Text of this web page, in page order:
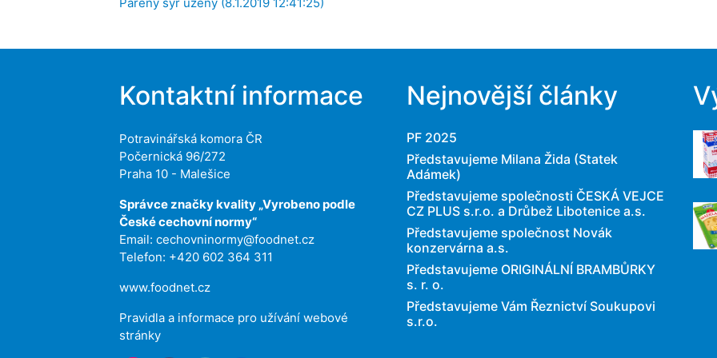
Kontaktní informace
Potravinářská komora ČR
Počernická 96/272
Praha 10 - Malešice
Správce značky kvality „Vyrobeno podle
České cechovní normy“
Email:cechovninormy@foodnet.cz
Telefon: +420 602 364 311
www.foodnet.cz
Pravidla a informace pro užívání webové
stránky
Nejnovější články
PF 2025
Představujeme Milana Žida (Statek
Adámek)
Představujeme společnosti ČESKÁ VEJCE
CZ PLUS s.r.o. a Drůbež Libotenice a.s.
Představujeme společnost Novák
konzervárna a.s.
Představujeme ORIGINÁLNÍ BRAMBŮRKY
s. r. o.
Představujeme Vám Řeznictví Soukupovi
s.r.o.